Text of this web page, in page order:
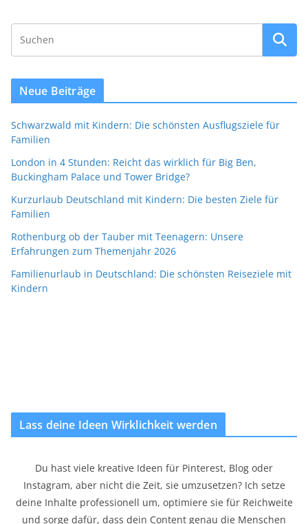
Neue Beiträge
Schwarzwald mit Kindern: Die schönsten Ausflugsziele für
Familien
London in 4 Stunden: Reicht das wirklich für Big Ben,
Buckingham Palace und Tower Bridge?
Kurzurlaub Deutschland mit Kindern: Die besten Ziele für
Familien
Rothenburg ob der Tauber mit Teenagern: Unsere
Erfahrungen zum Themenjahr 2026
Familienurlaub in Deutschland: Die schönsten Reiseziele mit
Kindern
Lass deine Ideen Wirklichkeit werden
Du hast viele kreative Ideen für Pinterest, Blog oder
Instagram, aber nicht die Zeit, sie umzusetzen? Ich setze
deine Inhalte professionell um, optimiere sie für Reichweite
und sorge dafür, dass dein Content genau die Menschen